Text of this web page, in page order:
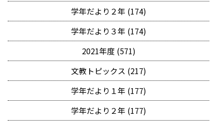
学年だより２年 (174)
学年だより３年 (174)
2021年度 (571)
文教トピックス (217)
学年だより１年 (177)
学年だより２年 (177)